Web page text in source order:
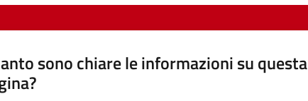
sono chiare le informazioni su questa